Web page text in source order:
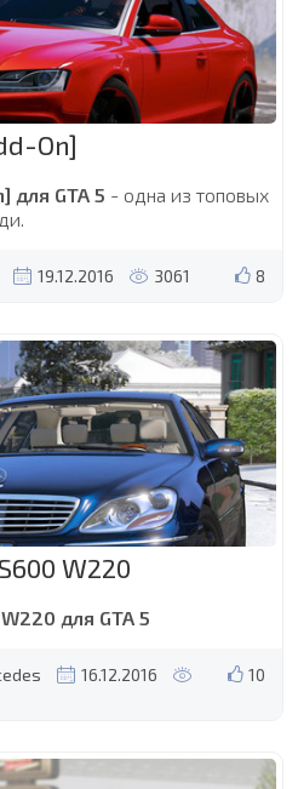
On]
для GTA 5 - одна из топовых
8
19.12.2016 3061
W220
для GTA 5
10
16.12.2016